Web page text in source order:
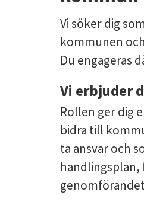
Vi söker dig
kommunen
Du engageras
Vi erbjuder
Rollen ger dig
bidra till
ta ansvar och
handlingsplan,